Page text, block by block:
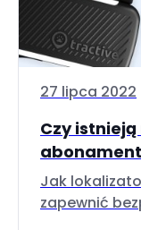
27 lipca 2022
Czy
Jak
zapewnić